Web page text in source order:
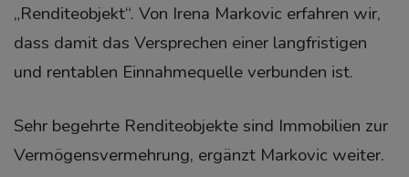
„Renditeobjekt“. Von Irena Markovic erfahren wir,
dass damit das Versprechen einer langfristigen
und rentablen Einnahmequelle verbunden ist.
Sehr begehrte Renditeobjekte sind Immobilien zur
Vermögensvermehrung, ergänzt Markovic weiter.